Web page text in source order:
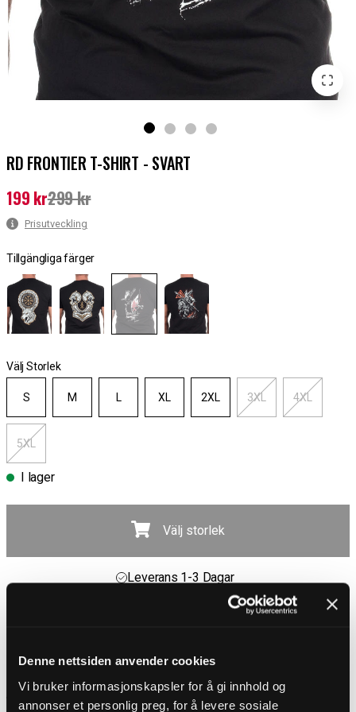
Denne nettsiden anvender cookies
Vi bruker informasjonskapsler for å gi innhold og
annonser et personlig preg, for å levere sosiale
RD FRONTIER T-SHIRT - SVART
Nuvarande pris:
199 kr299 kr
Prisutveckling
Tillgängliga färger
Välj Storlek
S M L XL 2XL 3XL 4XL
5XL
I lager
Välj storlek
30 dagar öppet köp
Leverans 1-3 Dagar
Fri frakt över 1000 kr
PRODUKTBESKRIVNING
RockDenim RD Frontier T-shirt i svart bomull har ett rått,
vikingainspirerat tryck som kombinerar historia med rockig